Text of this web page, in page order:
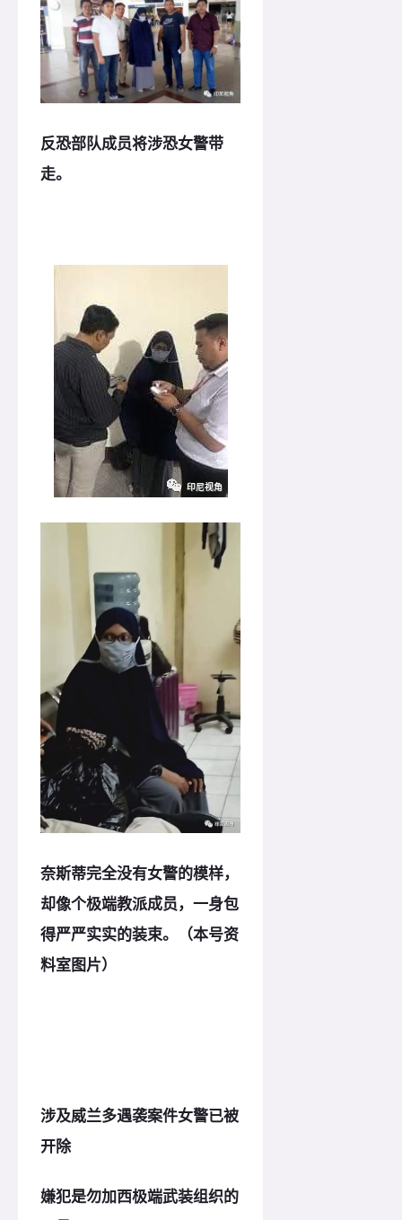
反恐部队成员将涉恐女警带
走。
奈斯蒂完全没有女警的模样，
却像个极端教派成员，一身包
得严严实实的装束。（本号资
料室图片）
涉及威兰多遇袭案件女警已被
开除
嫌犯是勿加西极端武装组织的